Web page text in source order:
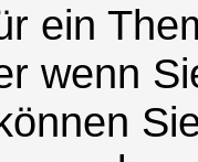
ein
wenn